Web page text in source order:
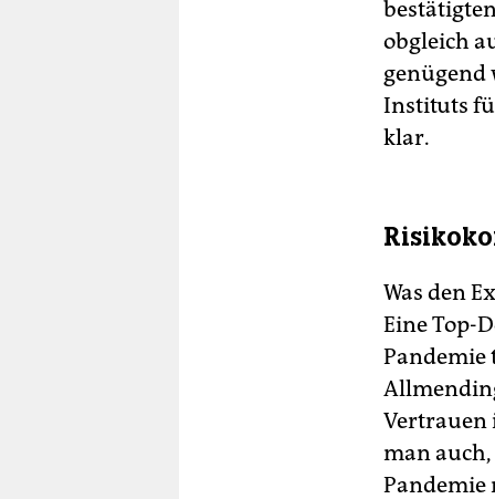
obgleich
genügend
Instituts
klar.
Was den
Eine Top-
Pandemie
Vertrauen
man
Pandemie